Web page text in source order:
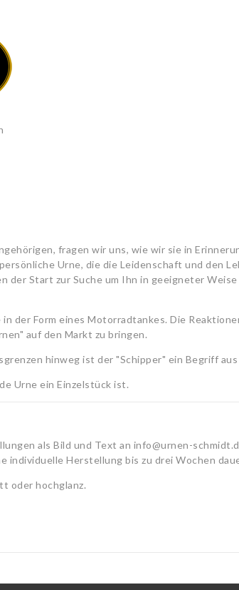
fragen wir uns, wie wir sie in
Urne, die die Leidenschaft und den
der Start zur Suche um Ihn in geeigneter
der Form eines Motorradtankes. Die
auf den Markt zu bringen.
hinweg ist der "Schipper" ein Begriff
Urne ein Einzelstück ist.
als Bild und Text an info@urnen-
individuelle Herstellung bis zu drei Wochen
oder hochglanz.